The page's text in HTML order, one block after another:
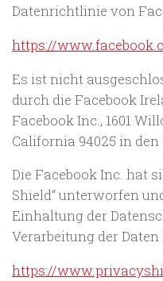
Datenrichtlinie von
https://
Es ist nicht
durch die Facebook
Facebook Inc., 1601
California 94025 in den
Die Facebook Inc. hat
Shield“ unterworfen
Einhaltung der
Verarbeitung der Daten
https://